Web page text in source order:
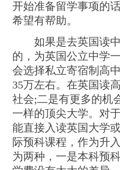
开始准备留学事项的
希望有帮助。
如果是去英国读中
的，为英国公立中学
会选择私立寄宿制高
35万左右。在英国读
社会;二是有更多的机
一样的顶尖大学。对
能直接入读英国大学
际预科课程，作为升
为两种，一是本科预